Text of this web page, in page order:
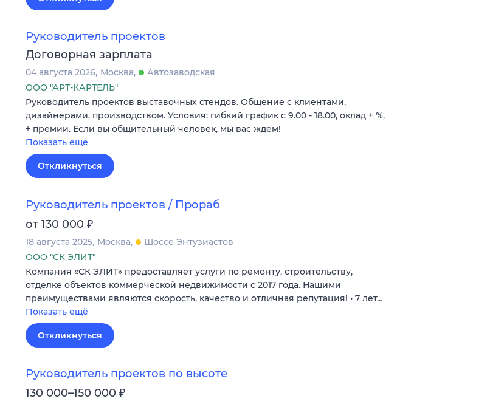
Руководитель проектов
Договорная зарплата
04 августа 2026 Москва
Автозаводская
ООО "АРТ-КАРТЕЛЬ"
Руководитель проектов выставочных стендов. Общение с клиентами,
дизайнерами, производством. Условия: гибкий график с 9.00 - 18.00, оклад + %,
+ премии. Если вы общительный человек, мы вас ждем!
Показать ещё
Откликнуться
Руководитель проектов / Прораб
от 130 000 ₽
18 августа 2025 Москва
Шоссе Энтузиастов
ООО "СК ЭЛИТ"
Компания «СК ЭЛИТ» предоставляет услуги по ремонту, строительству,
отделке объектов коммерческой недвижимости с 2017 года. Нашими
преимуществами являются скорость, качество и отличная репутация! • 7 лет…
Показать ещё
Откликнуться
Руководитель проектов по высоте
130 000–150 000 ₽